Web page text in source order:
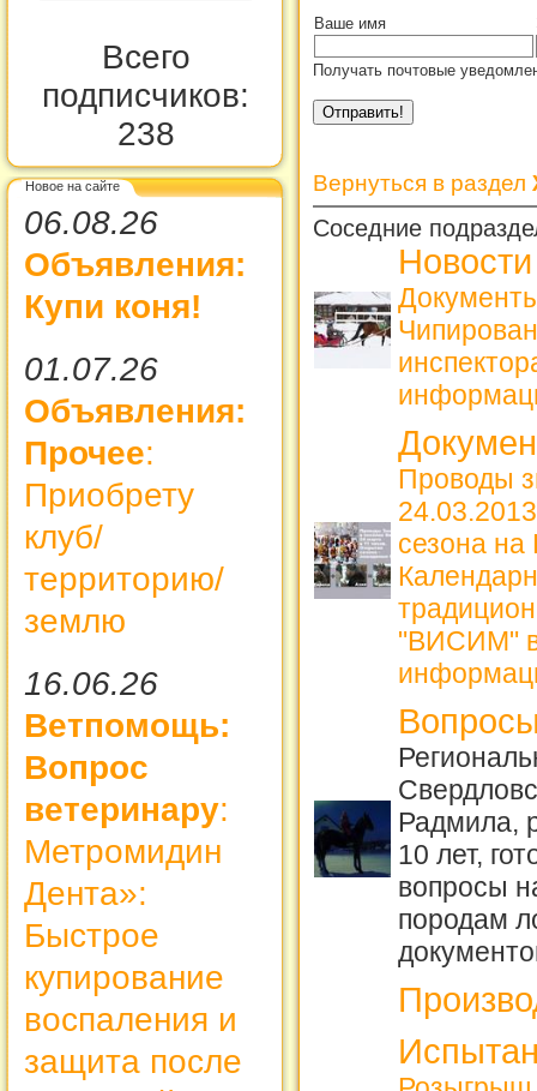
Всего
подписчиков:
238
Новое на сайте
06.08.26
Объявления:
Купи коня!
01.07.26
Объявления:
Прочее:
Приобрету
клуб/
территорию/
землю
16.06.26
Ветпомощь:
Вопрос
ветеринару:
Метромидин
Дента»:
Быстрое
купирование
воспаления и
защита после
Ваше имя
Получать почтовые
Вернуться в раздел
Соседние
Новости
Проводы
24.03.2013
сезона
"ВИСИМ" в
Радмила,
10 лет,
вопросы
породам